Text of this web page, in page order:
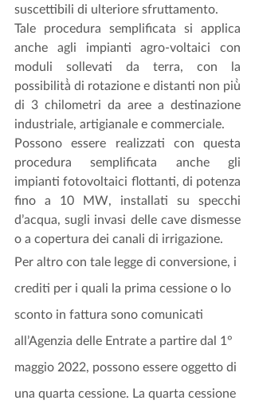
suscettibili di ulteriore sfruttamento.
Tale procedura semplificata si applica
anche agli impianti agro-voltaici con
moduli sollevati da terra, con la
possibilità̀ di rotazione e distanti non più̀
di 3 chilometri da aree a destinazione
industriale, artigianale e commerciale.
Possono essere realizzati con questa
procedura semplificata anche gli
impianti fotovoltaici flottanti, di potenza
fino a 10 MW, installati su specchi
d’acqua, sugli invasi delle cave dismesse
o a copertura dei canali di irrigazione.
Per altro con tale legge di conversione, i
crediti per i quali la prima cessione o lo
sconto in fattura sono comunicati
all’Agenzia delle Entrate a partire dal 1°
maggio 2022, possono essere oggetto di
una quarta cessione. La quarta cessione